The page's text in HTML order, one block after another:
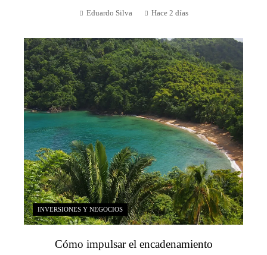
Eduardo Silva Hace 2 días
INVERSIONES Y NEGOCIOS
Cómo impulsar el encadenamiento